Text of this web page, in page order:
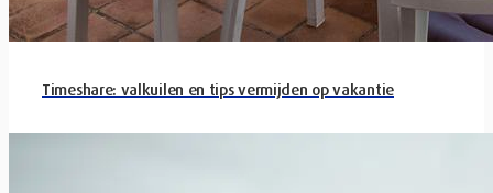
Timeshare: valkuilen en tips vermijden op vakantie